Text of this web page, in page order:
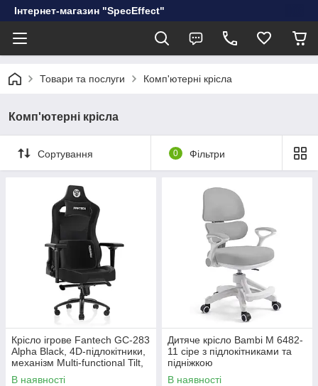
Інтернет-магазин "SpecEffect"
Товари та послуги Комп'ютерні крісла
Комп'ютерні крісла
Сортування 0 Фільтри
Крісло ігрове Fantech GC-283
Alpha Black, 4D-підлокітники,
механізм Multi-functional Tilt,
PU-шкіра, газліфт 4 класу
В наявності
Дитяче крісло Bambi M 6482-
11 сіре з підлокітниками та
підніжкою
В наявності